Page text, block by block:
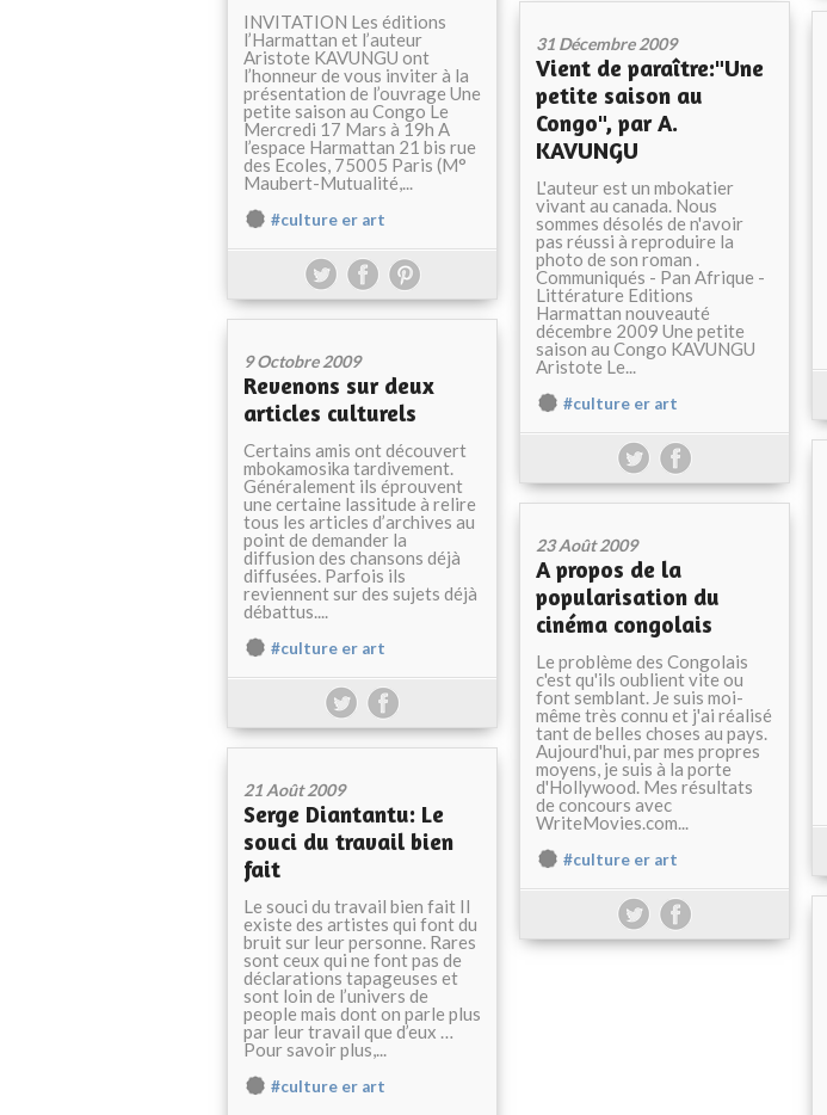
INVITATION Les éditions
l’Harmattan et l’auteur
Aristote KAVUNGU ont
l’honneur de vous inviter à la
présentation de l’ouvrage Une
petite saison au Congo Le
Mercredi 17 Mars à 19h A
l’espace Harmattan 21 bis rue
des Ecoles, 75005 Paris (M°
Maubert-Mutualité,...
#culture er art
31 Décembre 2009
Vient de paraître:"Une
petite saison au
Congo", par A.
KAVUNGU
L'auteur est un mbokatier
vivant au canada. Nous
sommes désolés de n'avoir
pas réussi à reproduire la
photo de son roman .
Communiqués - Pan Afrique -
Littérature Editions
Harmattan nouveauté
décembre 2009 Une petite
saison au Congo KAVUNGU
Aristote Le...
#culture er art
9 Octobre 2009
Revenons sur deux
articles culturels
Certains amis ont découvert
mbokamosika tardivement.
Généralement ils éprouvent
une certaine lassitude à relire
tous les articles d’archives au
point de demander la
diffusion des chansons déjà
diffusées. Parfois ils
reviennent sur des sujets déjà
débattus....
#culture er art
23 Août 2009
A propos de la
popularisation du
cinéma congolais
Le problème des Congolais
c'est qu'ils oublient vite ou
font semblant. Je suis moi-
même très connu et j'ai réalisé
tant de belles choses au pays.
Aujourd'hui, par mes propres
moyens, je suis à la porte
d'Hollywood. Mes résultats
de concours avec
WriteMovies.com...
#culture er art
21 Août 2009
Serge Diantantu: Le
souci du travail bien
fait
Le souci du travail bien fait Il
existe des artistes qui font du
bruit sur leur personne. Rares
sont ceux qui ne font pas de
déclarations tapageuses et
sont loin de l’univers de
people mais dont on parle plus
par leur travail que d’eux …
Pour savoir plus,...
#culture er art